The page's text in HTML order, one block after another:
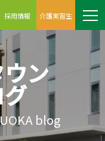
採用情報 介護実習生
ン
blog